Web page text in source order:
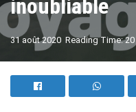
inoubliable
31 août 2020 Reading Time: